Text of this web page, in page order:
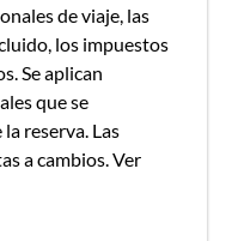
de viaje, las
los impuestos
Se aplican
que se
reserva. Las
a cambios. Ver